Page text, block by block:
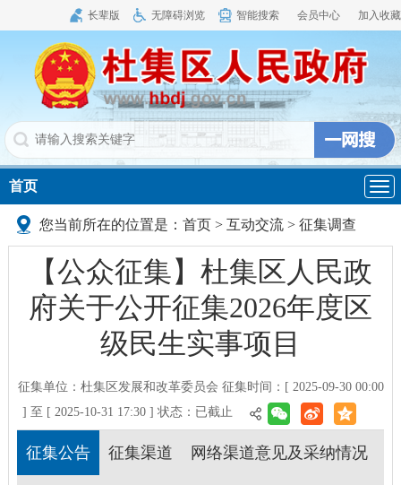
长辈版 无障碍浏览 智能搜索 会员中心 加入收藏
导
航
首页
您当前所在的位置是： 首页> 互动交流 > 征集调查
【公众征集】杜集区人民政
府关于公开征集2026年度区
级民生实事项目
征集单位：杜集区发展和改革委员会 征集时间：[ 2025-09-30 00:00
] 至 [ 2025-10-31 17:30 ] 状态： 已截止
征集公告 征集渠道 网络渠道意见及采纳情况